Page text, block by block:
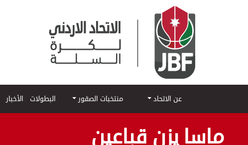
عن الاتحاد منتخبات الصقور البطولات الأخبار
ماسا يزن قباعين